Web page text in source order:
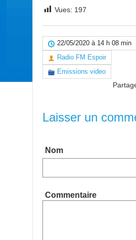
Vues: 197
22/05/2020 à 14 h 08 min
Radio FM Espoir
Emissions video
Laisser un
Nom
Commentaire